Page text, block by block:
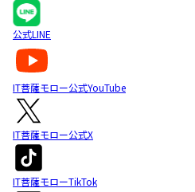
公式LINE
IT菩薩モロー公式YouTube
IT菩薩モロー公式X
IT菩薩モローTikTok